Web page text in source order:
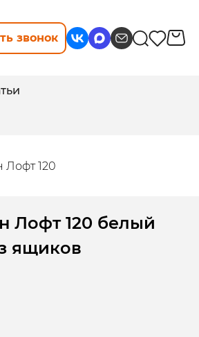
звонок
Лофт 120
Лофт 120 белый
ящиков